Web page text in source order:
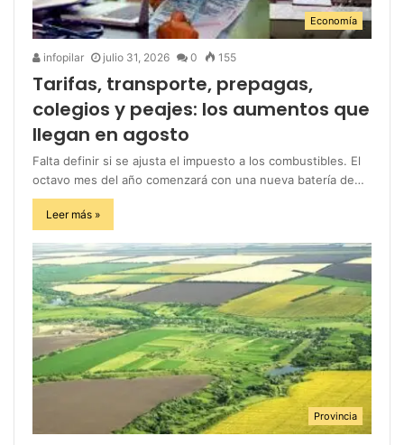
Economía
infopilar julio 31, 2026 0 155
Tarifas, transporte, prepagas,
colegios y peajes: los aumentos que
llegan en agosto
Falta definir si se ajusta el impuesto a los combustibles. El
octavo mes del año comenzará con una nueva batería de…
Leer más »
Provincia